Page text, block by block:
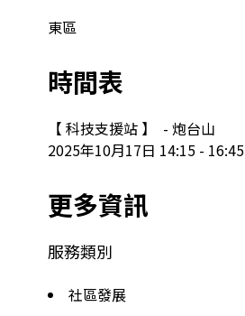
東區
時間表
【 科技支援站 】  - 炮台山
2025年10月17日 14:15 - 16:45
更多資訊
服務類別
社區發展